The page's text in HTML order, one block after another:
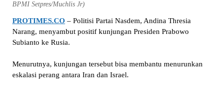
BPMI Setpres/Muchlis Jr)
PROTIMES.CO – Politisi Partai Nasdem, Andina Thresia
Narang, menyambut positif kunjungan Presiden Prabowo
Subianto ke Rusia.
Menurutnya, kunjungan tersebut bisa membantu menurunkan
eskalasi perang antara Iran dan Israel.